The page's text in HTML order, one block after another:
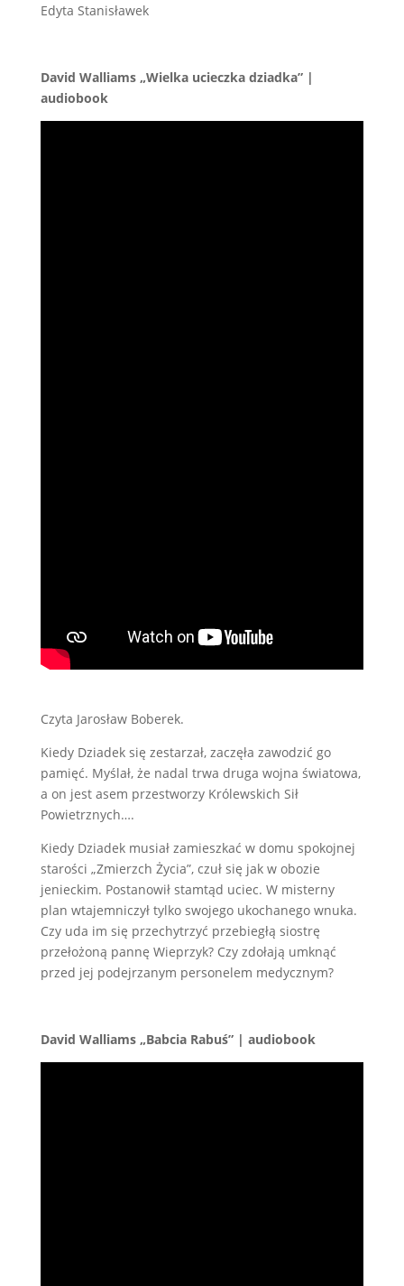
Edyta Stanisławek
David Walliams „Wielka ucieczka dziadka” |
audiobook
Czyta Jarosław Boberek.
Kiedy Dziadek się zestarzał, zaczęła zawodzić go
pamięć. Myślał, że nadal trwa druga wojna światowa,
a on jest asem przestworzy Królewskich Sił
Powietrznych….
Kiedy Dziadek musiał zamieszkać w domu spokojnej
starości „Zmierzch Życia”, czuł się jak w obozie
jenieckim. Postanowił stamtąd uciec. W misterny
plan wtajemniczył tylko swojego ukochanego wnuka.
Czy uda im się przechytrzyć przebiegłą siostrę
przełożoną pannę Wieprzyk? Czy zdołają umknąć
przed jej podejrzanym personelem medycznym?
David Walliams „Babcia Rabuś” | audiobook